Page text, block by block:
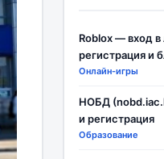
Roblox — вход
регистрация и
Онлайн-игры
НОБД
и регистрация
Образование